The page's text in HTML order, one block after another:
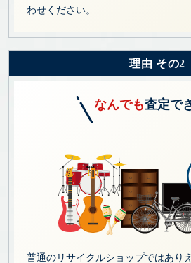
わせください。
理由 その2
なんでも査定で
普通のリサイクルショップではあり